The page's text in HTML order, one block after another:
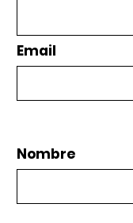
Email
Nombre